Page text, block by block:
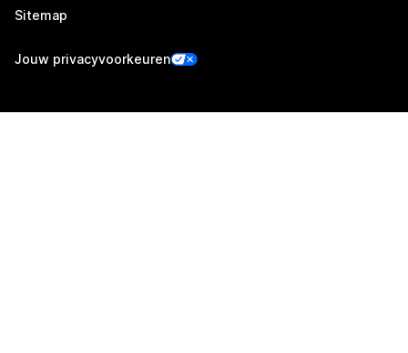
Sitemap
Jouw privacyvoorkeuren